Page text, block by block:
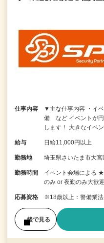
仕事内容
▼主な仕事内容 ・イ
備 など イベントが円
します！ 大きなイベ
給与 日給11,000円以上
勤務地 埼玉県さいたま市大宮
勤務時間
イベント会場による
のみ or 夜勤のみ大歓
応募資格 ※18歳以上：警備業法
後で見る